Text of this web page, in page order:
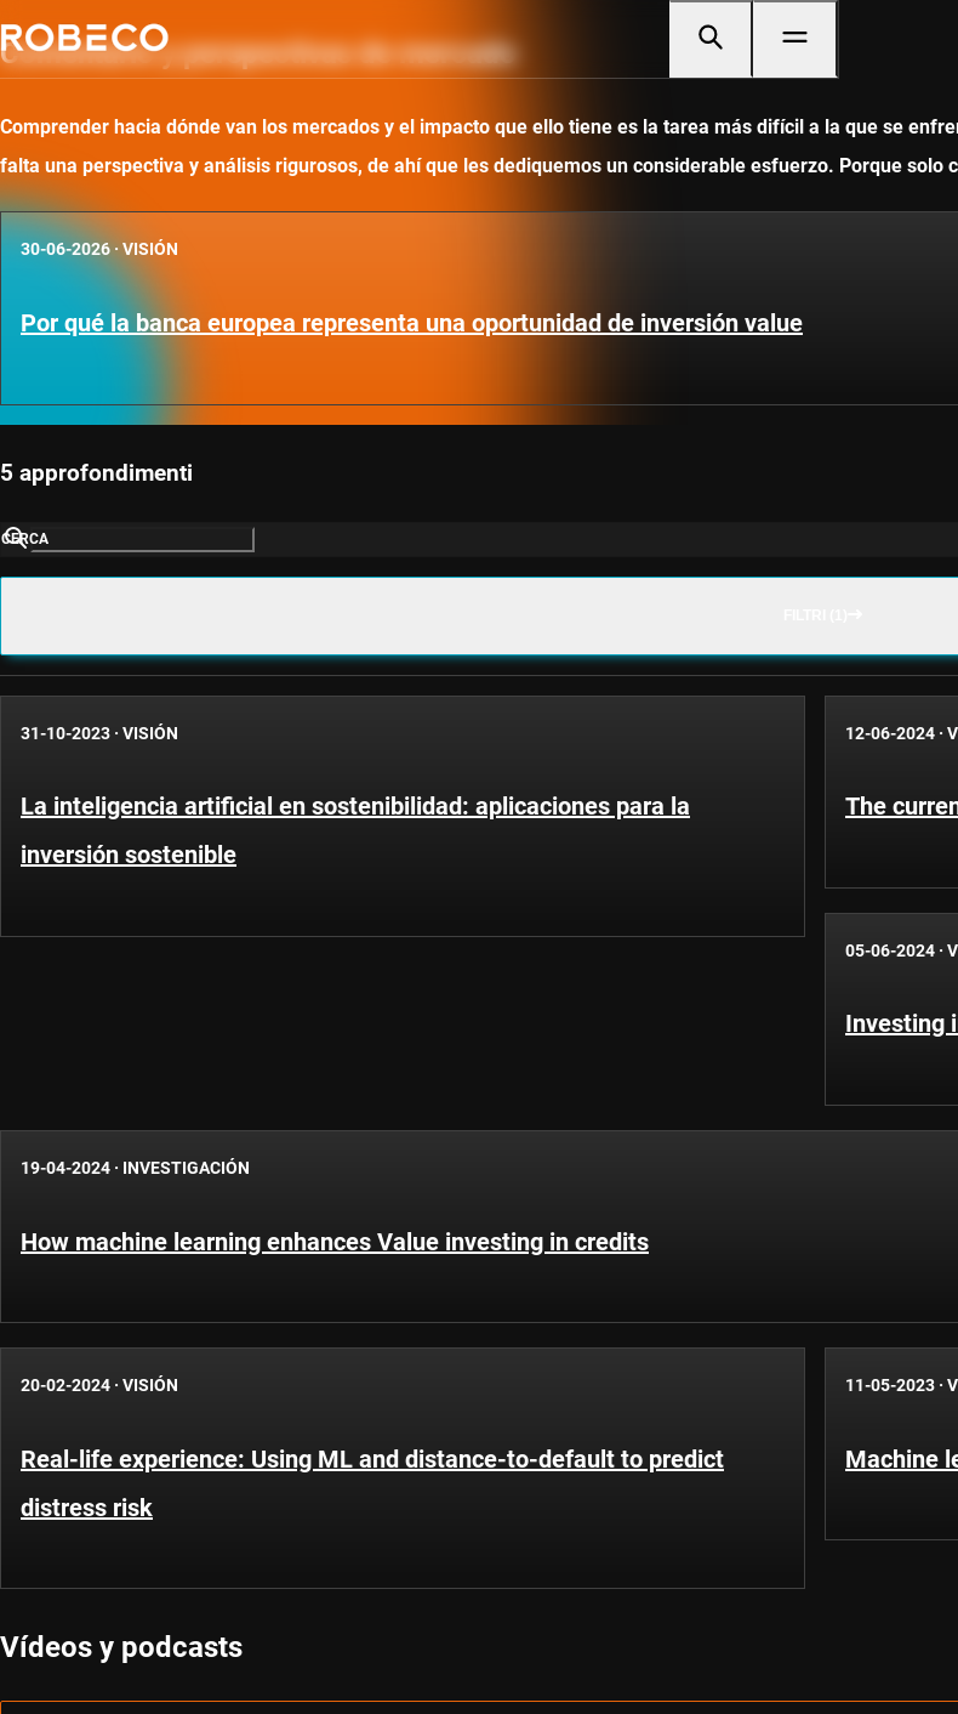
Comentario y perspectivas de mercado
Comprender hacia dónde van los mercados y el impacto que ello tiene es la tarea más difícil a la que se
falta una perspectiva y análisis rigurosos, de ahí que les dediquemos un considerable esfuerzo. Porque
30-06-2026·VISIÓN
Por qué la banca europea representa una oportunidad de inversión value
5 approfondimenti
CERCA
31-10-2023 · VISIÓN
La inteligencia artificial en sostenibilidad: aplicaciones para la
inversión sostenible
12-06-2024 ·
The
05-06-2024 ·
Investing
19-04-2024 · INVESTIGACIÓN
How machine learning enhances Value investing in credits
20-02-2024 · VISIÓN
Real-life experience: Using ML and distance-to-default to predict
distress risk
11-05-2023 ·
Machine
Vídeos y podcasts